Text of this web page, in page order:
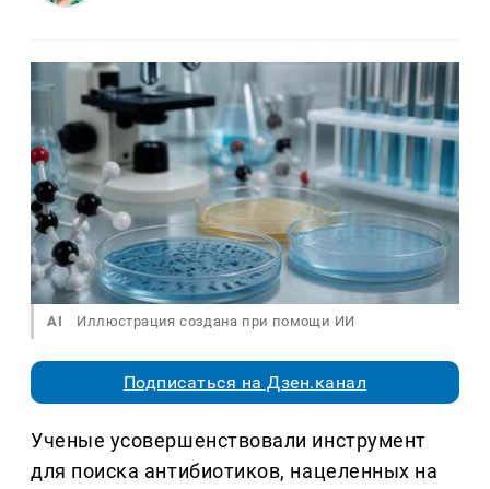
AI Иллюстрация создана при помощи ИИ
Подписаться на Дзен.канал
Ученые усовершенствовали инструмент
для поиска антибиотиков, нацеленных на